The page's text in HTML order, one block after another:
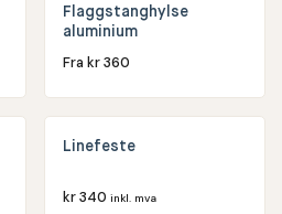
Flaggstanghylse
aluminium
Fra kr360
Linefeste
kr340 inkl. mva